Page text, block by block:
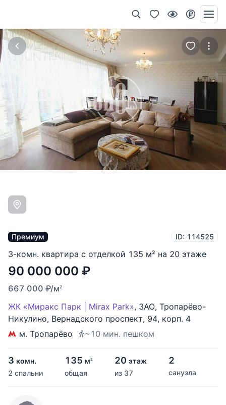
Премиум ID: 114525
3-комн. квартира с отделкой 135 м² на 20 этаже
90 000 000 ₽
667 000 ₽/м2
ЖК «Миракс Парк | Mirax Park», ЗАО, Тропарёво-
Никулино, Вернадского проспект, 94, корп. 4
м. Тропарёво
~10 мин. пешком
3 комн.
2 спальни
135 м2
общая
20 этаж
из 37
2
санузла